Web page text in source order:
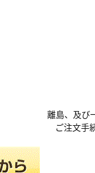
離島、及び
ご注文手